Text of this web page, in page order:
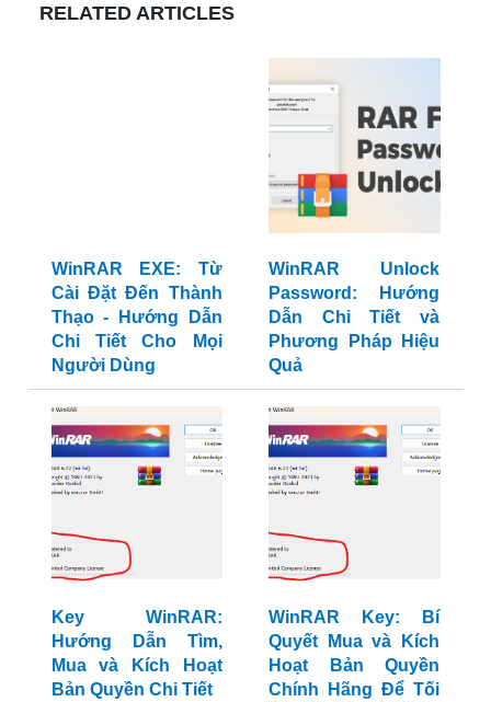
RELATED ARTICLES
WinRAR EXE: Từ
Cài Đặt Đến Thành
Thạo - Hướng Dẫn
Chi Tiết Cho Mọi
Người Dùng
WinRAR Unlock
Password: Hướng
Dẫn Chi Tiết và
Phương Pháp Hiệu
Quả
Key WinRAR:
Hướng Dẫn Tìm,
Mua và Kích Hoạt
Bản Quyền Chi Tiết
WinRAR Key: Bí
Quyết Mua và Kích
Hoạt Bản Quyền
Chính Hãng Để Tối